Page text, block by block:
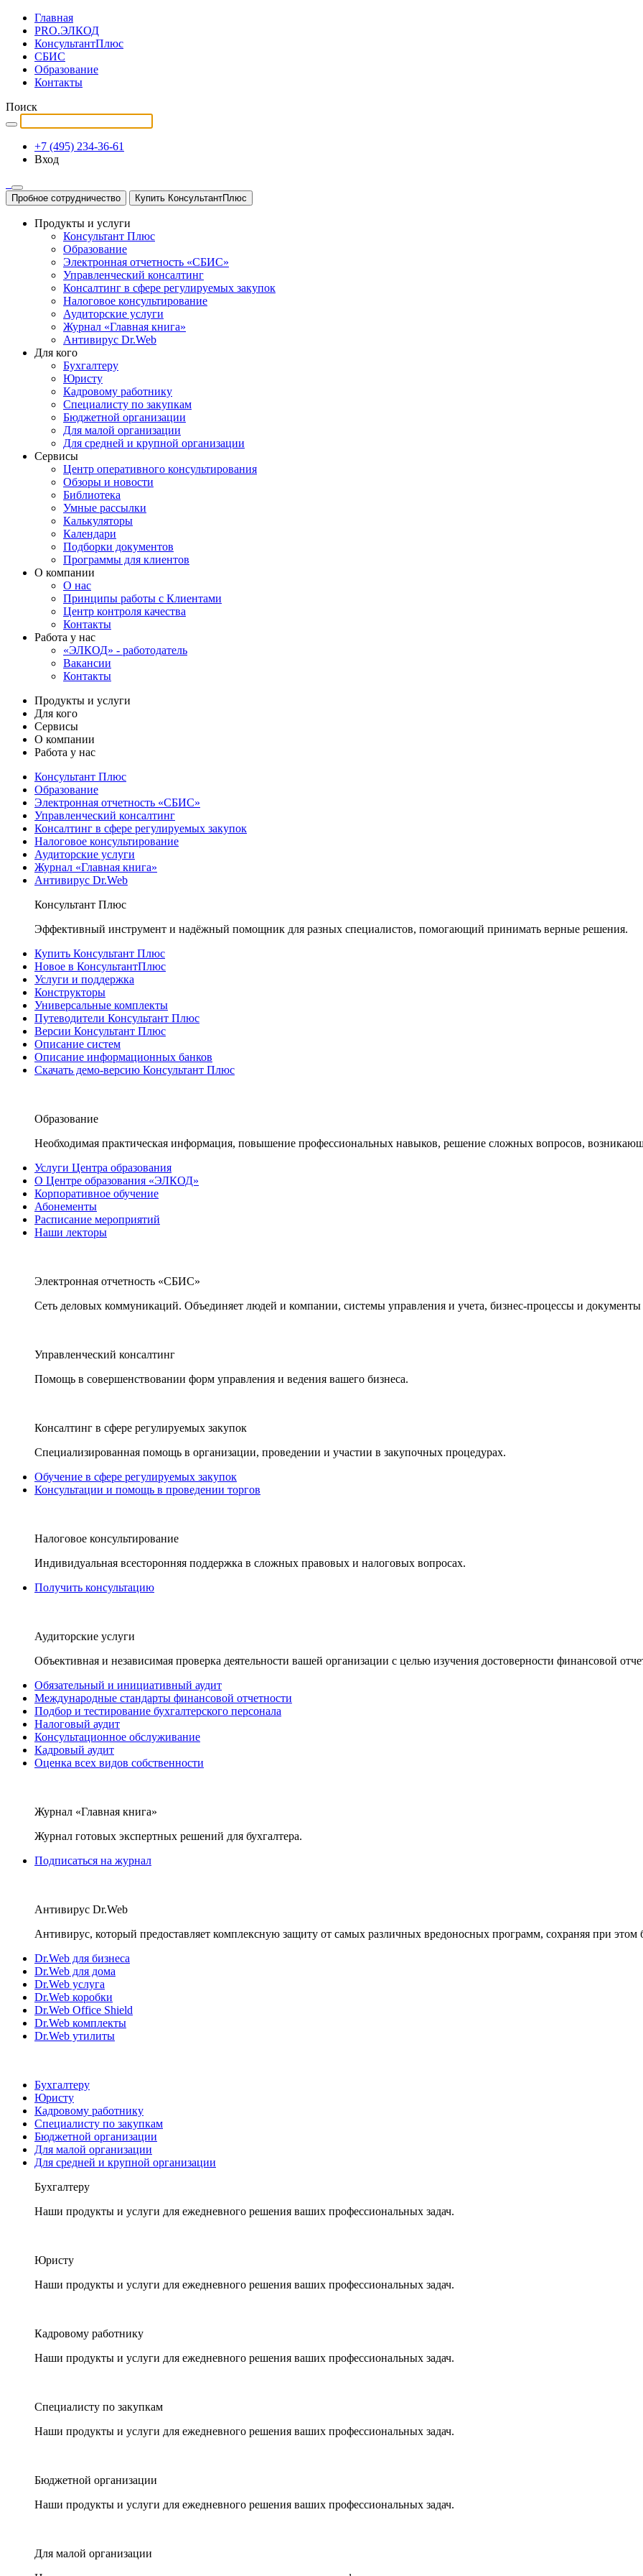
Главная
PRO.ЭЛКОД
КонсультантПлюс
СБИС
Образование
Контакты
Поиск
+7 (495) 234-36-61
Вход
Пробное сотрудничество Купить КонсультантПлюс
Продукты и услуги
Консультант Плюс
Образование
Электронная отчетность «СБИС»
Управленческий консалтинг
Консалтинг в сфере регулируемых закупок
Налоговое консультирование
Аудиторские услуги
Журнал «Главная книга»
Антивирус Dr.Web
Для кого
Бухгалтеру
Юристу
Кадровому работнику
Специалисту по закупкам
Бюджетной организации
Для малой организации
Для средней и крупной организации
Сервисы
Центр оперативного консультирования
Обзоры и новости
Библиотека
Умные рассылки
Калькуляторы
Календари
Подборки документов
Программы для клиентов
О компании
О нас
Принципы работы с Клиентами
Центр контроля качества
Контакты
Работа у нас
«ЭЛКОД» - работодатель
Вакансии
Контакты
Продукты и услуги
Для кого
Сервисы
О компании
Работа у нас
Консультант Плюс
Образование
Электронная отчетность «СБИС»
Управленческий консалтинг
Консалтинг в сфере регулируемых закупок
Налоговое консультирование
Аудиторские услуги
Журнал «Главная книга»
Антивирус Dr.Web
Консультант Плюс
Эффективный инструмент и надёжный помощник для разных специалистов, помогающий принимать верные решения.
Купить Консультант Плюс
Новое в КонсультантПлюс
Услуги и поддержка
Конструкторы
Универсальные комплекты
Путеводители Консультант Плюс
Версии Консультант Плюс
Описание систем
Описание информационных банков
Скачать демо-версию Консультант Плюс
Образование
Необходимая практическая информация, повышение профессиональных навыков, решение сложных вопросов,
Услуги Центра образования
О Центре образования «ЭЛКОД»
Корпоративное обучение
Абонементы
Расписание мероприятий
Наши лекторы
Электронная отчетность «СБИС»
Сеть деловых коммуникаций. Объединяет людей и компании, системы управления и учета, бизнес-процессы и документы
Управленческий консалтинг
Помощь в совершенствовании форм управления и ведения вашего бизнеса.
Консалтинг в сфере регулируемых закупок
Специализированная помощь в организации, проведении и участии в закупочных процедурах.
Обучение в сфере регулируемых закупок
Консультации и помощь в проведении торгов
Налоговое консультирование
Индивидуальная всесторонняя поддержка в сложных правовых и налоговых вопросах.
Получить консультацию
Аудиторские услуги
Объективная и независимая проверка деятельности вашей организации с целью изучения достоверности финансовой
Обязательный и инициативный аудит
Международные стандарты финансовой отчетности
Подбор и тестирование бухгалтерского персонала
Налоговый аудит
Консультационное обслуживание
Кадровый аудит
Оценка всех видов собственности
Журнал «Главная книга»
Журнал готовых экспертных решений для бухгалтера.
Подписаться на журнал
Антивирус Dr.Web
Антивирус, который предоставляет комплексную защиту от самых различных вредоносных программ, сохраняя при этом
Dr.Web для бизнеса
Dr.Web для дома
Dr.Web услуга
Dr.Web коробки
Dr.Web Office Shield
Dr.Web комплекты
Dr.Web утилиты
Бухгалтеру
Юристу
Кадровому работнику
Специалисту по закупкам
Бюджетной организации
Для малой организации
Для средней и крупной организации
Бухгалтеру
Наши продукты и услуги для ежедневного решения ваших профессиональных задач.
Юристу
Наши продукты и услуги для ежедневного решения ваших профессиональных задач.
Кадровому работнику
Наши продукты и услуги для ежедневного решения ваших профессиональных задач.
Специалисту по закупкам
Наши продукты и услуги для ежедневного решения ваших профессиональных задач.
Бюджетной организации
Наши продукты и услуги для ежедневного решения ваших профессиональных задач.
Для малой организации